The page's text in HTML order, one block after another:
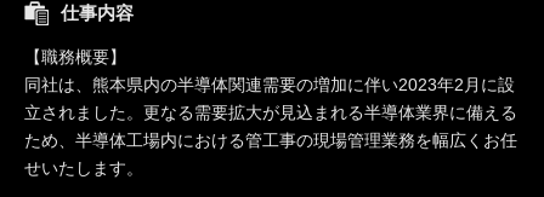
仕事内容
【職務概要】
同社は、熊本県内の半導体関連需要の増加に伴い2023年2月に設
立されました。更なる需要拡大が見込まれる半導体業界に備える
ため、半導体工場内における管工事の現場管理業務を幅広くお任
せいたします。